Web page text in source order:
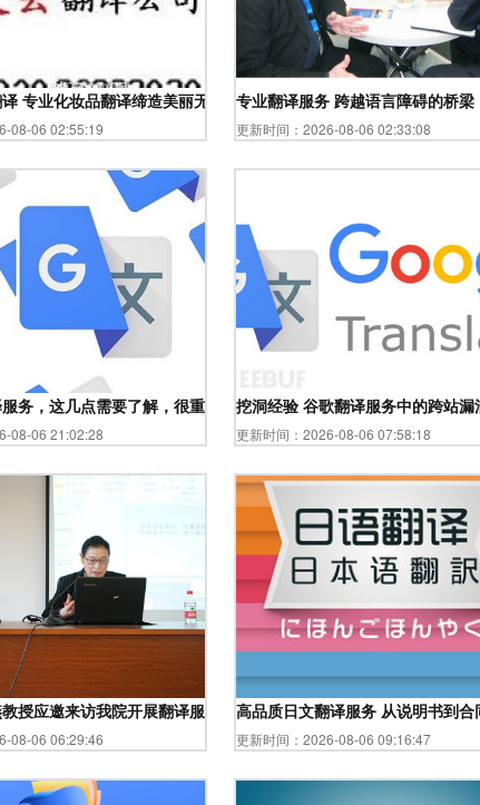
无界专业化妆品翻译缔造美丽无国界
08-06 02:55:19
专业翻译服务 跨越语言障碍的桥梁
更新时间：2026-08-06 02:33:08
务，这几点需要了解，很重要
08-06 21:02:28
挖洞经验 谷歌翻译服务中的跨
更新时间：2026-08-06 07:58:18
此可以帮助文档意图推进。——遵循该指引直接输入第一节初具体
授应邀来访我院开展翻译服务主题讲座
08-06 06:29:46
高品质日文翻译服务 从说明书到
更新时间：2026-08-06 09:16:47